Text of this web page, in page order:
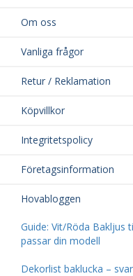
Om oss
Vanliga frågor
Retur / Reklamation
Köpvillkor
Integritetspolicy
Företagsinformation
Hovabloggen
Guide: Vit/Röda Bakljus
passar din modell
Dekorlist baklucka –